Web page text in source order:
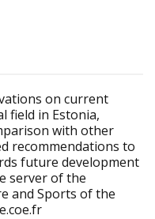
on current
field in Estonia,
with other
recommendations to
future development
server of the
and Sports of the